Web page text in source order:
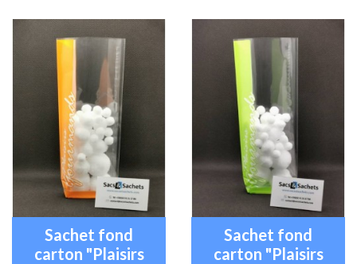
Sachet fond
carton "Plaisirs
Sachet fond
carton "Plaisirs